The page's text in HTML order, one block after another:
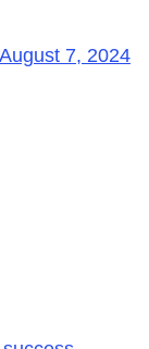
7, 2024